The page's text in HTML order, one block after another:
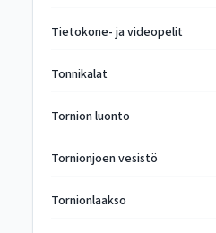
Tietokone- ja videopelit
Tonnikalat
Tornion luonto
Tornionjoen vesistö
Tornionlaakso